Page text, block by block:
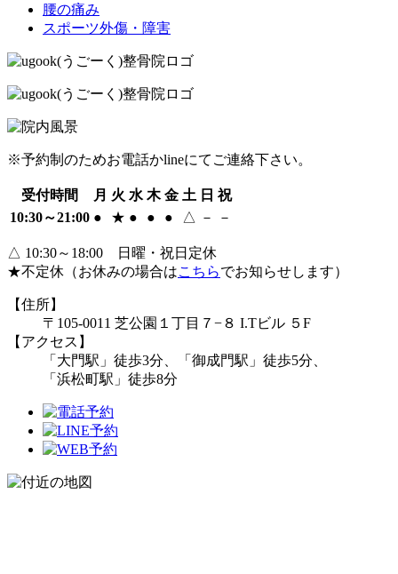
腰の痛み
スポーツ外傷・障害
※予約制のためお電話かlineにてご連絡下さい。
受付時間 月 火 水 木 金 土 日 祝
10:30～21:00 ● ★ ● ● ● △ － －
△ 10:30～18:00 日曜・祝日定休
★不定休（お休みの場合はこちらでお知らせします）
【住所】
〒105-0011 芝公園１丁目７−８ I.Tビル ５F
【アクセス】
「大門駅」徒歩3分、「御成門駅」徒歩5分、
「浜松町駅」徒歩8分